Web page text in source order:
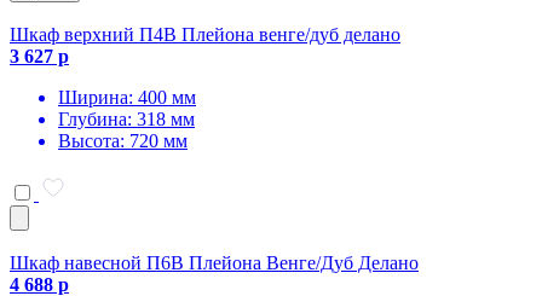
Шкаф верхний П4В Плейона венге/дуб делано
3 627 р
Ширина: 400 мм
Глубина: 318 мм
Высота: 720 мм
Шкаф навесной П6В Плейона Венге/Дуб Делано
4 688 р